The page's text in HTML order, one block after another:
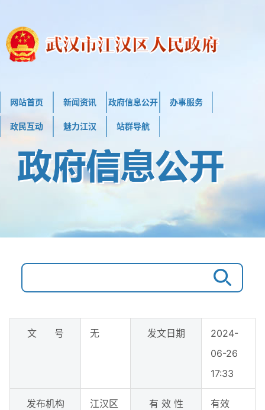
网站首页 新闻资讯 政府信息公开 办事服务
政民互动 魅力江汉 站群导航
文 号 无 发文日期
2024-
06-26
17:33
发布机构
江汉区
有 效 性 有效